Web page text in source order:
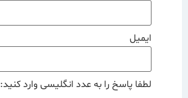
ایمیل
لطفا پاسخ را به عدد انگلیسی وارد کنید: